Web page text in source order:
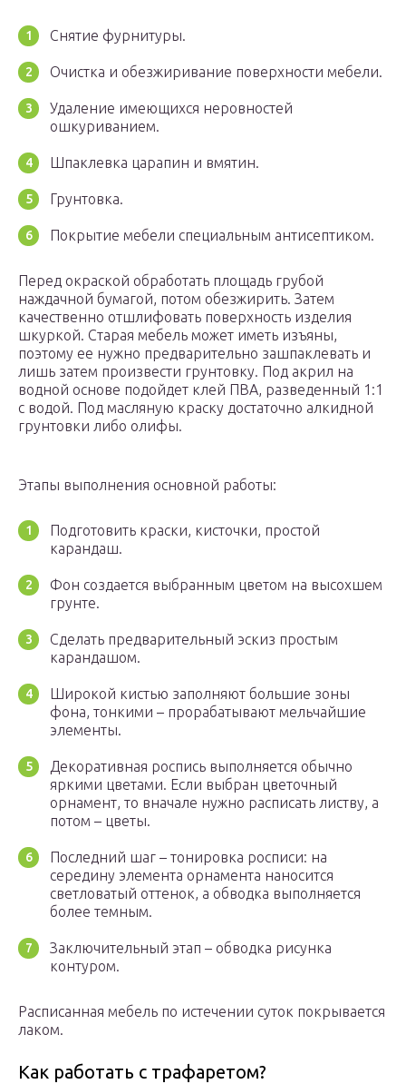
Снятие фурнитуры.
Очистка и обезжиривание поверхности мебели.
Удаление имеющихся неровностей
ошкуриванием.
Шпаклевка царапин и вмятин.
Грунтовка.
Покрытие мебели специальным антисептиком.
Перед окраской обработать площадь грубой
наждачной бумагой, потом обезжирить. Затем
качественно отшлифовать поверхность изделия
шкуркой. Старая мебель может иметь изъяны,
поэтому ее нужно предварительно зашпаклевать и
лишь затем произвести грунтовку. Под акрил на
водной основе подойдет клей ПВА, разведенный 1:1
с водой. Под масляную краску достаточно алкидной
грунтовки либо олифы.
Этапы выполнения основной работы:
Подготовить краски, кисточки, простой
карандаш.
Фон создается выбранным цветом на высохшем
грунте.
Сделать предварительный эскиз простым
карандашом.
Широкой кистью заполняют большие зоны
фона, тонкими – прорабатывают мельчайшие
элементы.
Декоративная роспись выполняется обычно
яркими цветами. Если выбран цветочный
орнамент, то вначале нужно расписать листву, а
потом – цветы.
Последний шаг – тонировка росписи: на
середину элемента орнамента наносится
светловатый оттенок, а обводка выполняется
более темным.
Заключительный этап – обводка рисунка
контуром.
Расписанная мебель по истечении суток покрывается
лаком.
Как работать с трафаретом?